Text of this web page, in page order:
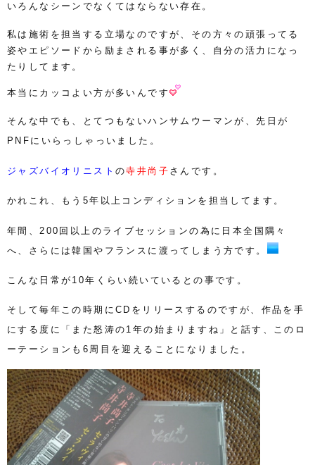
いろんなシーンでなくてはならない存在。
私は施術を担当する立場なのですが、その方々の頑張ってる
姿やエピソードから励まされる事が多く、自分の活力になっ
たりしてます。
本当にカッコよい方が多いんです
そんな中でも、とてつもないハンサムウーマンが、先日が
PNFにいらっしゃっいました。
ジャズバイオリニスト の寺井尚子 さんです。
かれこれ、もう5年以上コンディションを担当してます。
年間、200回以上のライブセッションの為に日本全国隅々
へ、さらには韓国やフランスに渡ってしまう方です。
こんな日常が10年くらい続いているとの事です。
そして毎年この時期にCDをリリースするのですが、作品を手
にする度に「また怒涛の1年の始まりますね」と話す、このロ
ーテーションも6周目を迎えることになりました。